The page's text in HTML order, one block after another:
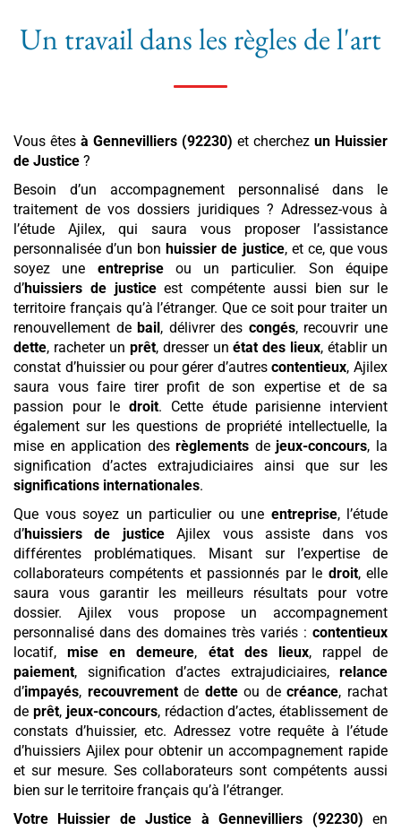
Un travail dans les règles de l'art
Vous êtes à Gennevilliers (92230) et cherchez un Huissier
de Justice ?
Besoin d’un accompagnement personnalisé dans le
traitement de vos dossiers juridiques ? Adressez-vous à
l’étude Ajilex, qui saura vous proposer l’assistance
personnalisée d’un bonhuissier de justice, et ce, que vous
soyez une entrepriseou un particulier. Son équipe
d’huissiers de justiceest compétente aussi bien sur le
territoire français qu’à l’étranger. Que ce soit pour traiter un
renouvellement debail, délivrer des congés, recouvrir une
dette, racheter un prêt, dresser unétat des lieux, établir un
constat d’huissier ou pour gérer d’autrescontentieux, Ajilex
saura vous faire tirer profit de son expertise et de sa
passion pour ledroit. Cette étude parisienne intervient
également sur les questions de propriété intellectuelle, la
mise en application desrèglements de jeux-concours, la
signification d’actes extrajudiciaires ainsi que sur les
significations internationales.
Que vous soyez un particulier ou une entreprise, l’étude
d’huissiers de justiceAjilex vous assiste dans vos
différentes problématiques. Misant sur l’expertise de
collaborateurs compétents et passionnés par le droit, elle
saura vous garantir les meilleurs résultats pour votre
dossier. Ajilex vous propose un accompagnement
personnalisé dans des domaines très variés : contentieux
locatif,mise en demeure, état des lieux, rappel de
paiement, signification d’actes extrajudiciaires, relance
d’impayés, recouvrementde detteou decréance, rachat
de prêt, jeux-concours, rédaction d’actes, établissement de
constats d’huissier, etc. Adressez votre requête à l’étude
d’huissiers Ajilex pour obtenir un accompagnement rapide
et sur mesure. Ses collaborateurs sont compétents aussi
bien sur le territoire français qu’à l’étranger.
Votre Huissier de Justice à Gennevilliers (92230) en